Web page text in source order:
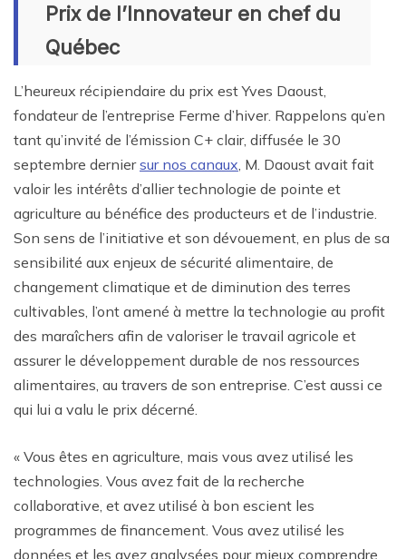
Prix de l’Innovateur en chef du
Québec
L’heureux récipiendaire du prix est Yves Daoust,
fondateur de l’entreprise Ferme d’hiver. Rappelons qu’en
tant qu’invité de l’émission C+ clair, diffusée le 30
septembre derniersur nos canaux , M. Daoust avait fait
valoir les intérêts d’allier technologie de pointe et
agriculture au bénéfice des producteurs et de l’industrie.
Son sens de l’initiative et son dévouement, en plus de sa
sensibilité aux enjeux de sécurité alimentaire, de
changement climatique et de diminution des terres
cultivables, l’ont amené à mettre la technologie au profit
des maraîchers afin de valoriser le travail agricole et
assurer le développement durable de nos ressources
alimentaires, au travers de son entreprise. C’est aussi ce
qui lui a valu le prix décerné.
« Vous êtes en agriculture, mais vous avez utilisé les
technologies. Vous avez fait de la recherche
collaborative, et avez utilisé à bon escient les
programmes de financement. Vous avez utilisé les
données et les avez analysées pour mieux comprendre